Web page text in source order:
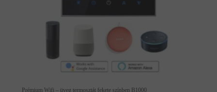
Prémium Wifi – üveg termosztát fekete színben B1000